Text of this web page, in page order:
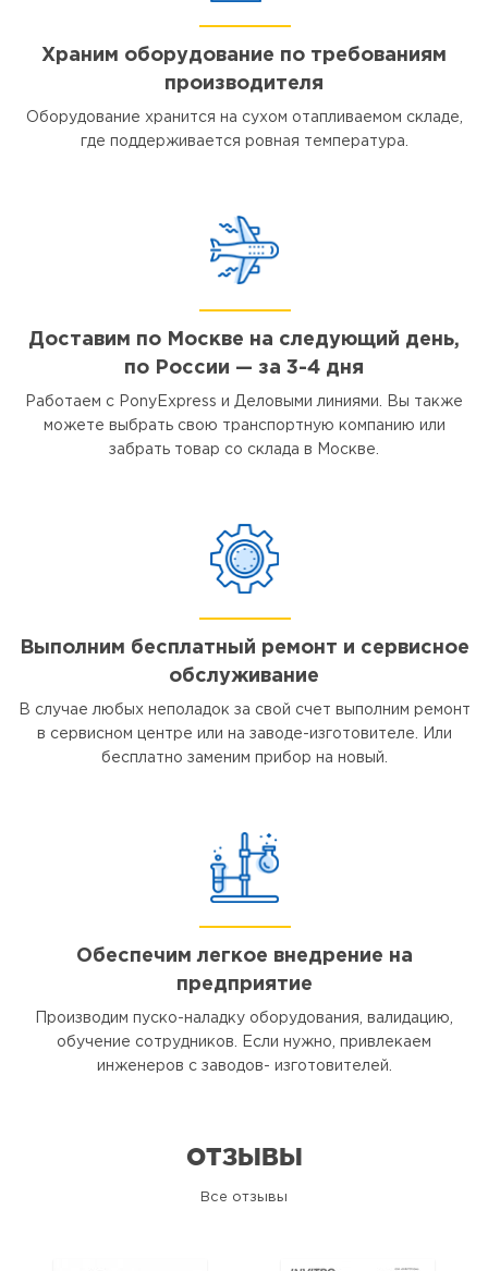
Храним оборудование по требованиям
производителя
Оборудование хранится на сухом отапливаемом складе,
где поддерживается ровная температура.
Доставим по Москве на следующий день,
по России — за 3-4 дня
Работаем с PonyExpress и Деловыми линиями. Вы также
можете выбрать свою транспортную компанию или
забрать товар со склада в Москве.
Выполним бесплатный ремонт и сервисное
обслуживание
В случае любых неполадок за свой счет выполним ремонт
в сервисном центре или на заводе-изготовителе. Или
бесплатно заменим прибор на новый.
Обеспечим легкое внедрение на
предприятие
Производим пуско-наладку оборудования, валидацию,
обучение сотрудников. Если нужно, привлекаем
инженеров с заводов- изготовителей.
ОТЗЫВЫ
Все отзывы